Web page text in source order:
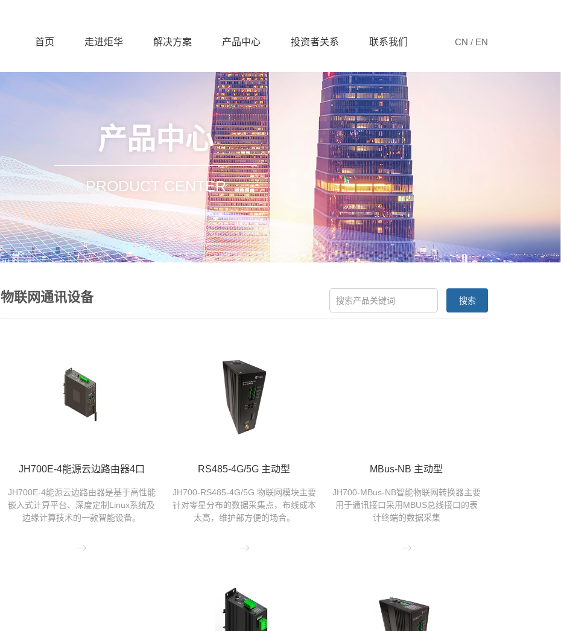
CN / EN
首页 走进炬华 解决方案 产品中心 投资者关系 联系我们
产品中心
PRODUCT CENTER
物联网通讯设备 搜索
JH700E-4能源云边路由器4口
JH700E-4能源云边路由器是基于高性能
嵌入式计算平台、深度定制Linux系统及
边缘计算技术的一款智能设备。

RS485-4G/5G 主动型
JH700-RS485-4G/5G 物联网模块主要
针对零星分布的数据采集点，布线成本
太高，维护部方便的场合。

MBus-NB 主动型
JH700-MBus-NB智能物联网转换器主要
用于通讯接口采用MBUS总线接口的表
计终端的数据采集
